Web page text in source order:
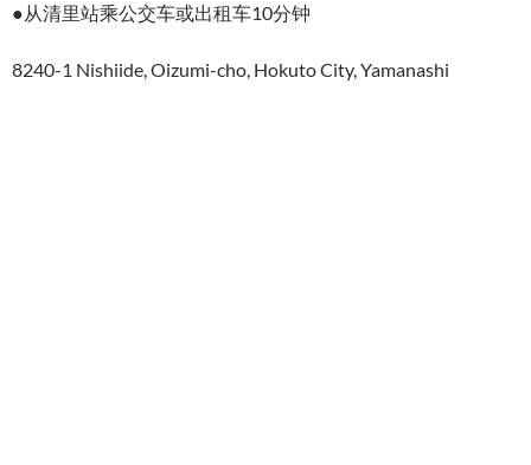
●从清里站乘公交车或出租车10分钟
8240-1 Nishiide, Oizumi-cho, Hokuto City, Yamanashi